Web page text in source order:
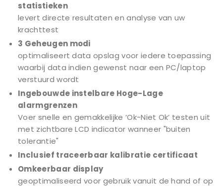
statistieken
levert directe resultaten en analyse van uw
krachttest
3 Geheugen modi
optimaliseert data opslag voor iedere toepassing
waarbij data indien gewenst naar een PC/laptop
verstuurd wordt
Ingebouwde instelbare Hoge-Lage
alarmgrenzen
Voer snelle en gemakkelijke ‘Ok-Niet Ok’ testen uit
met zichtbare LCD indicator wanneer "buiten
tolerantie"
Inclusief traceerbaar kalibratie certificaat
Omkeerbaar display
geoptimaliseerd voor gebruik vanuit de hand of op